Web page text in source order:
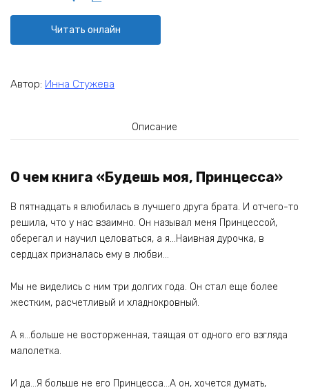
Читать онлайн
Автор: Инна Стужева
Описание
О чем книга «Будешь моя, Принцесса»
В пятнадцать я влюбилась в лучшего друга брата. И отчего-то
решила, что у нас взаимно. Он называл меня Принцессой,
оберегал и научил целоваться, а я…Наивная дурочка, в
сердцах призналась ему в любви…
Мы не виделись с ним три долгих года. Он стал еще более
жестким, расчетливый и хладнокровный.
А я…больше не восторженная, таящая от одного его взгляда
малолетка.
И да…Я больше не его Принцесса…А он, хочется думать,